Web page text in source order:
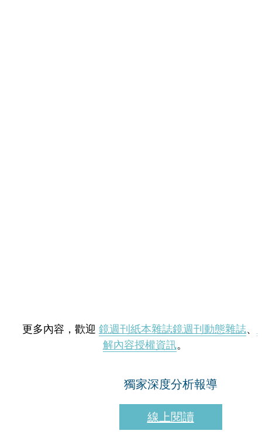
更多內容，歡迎 鏡週刊紙本雜誌鏡週刊動態雜誌、
解內容授權資訊。
獨家深度分析報導
線上閱讀